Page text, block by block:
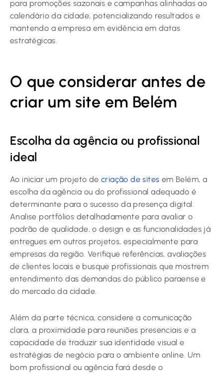
para promoções sazonais e campanhas alinhadas ao
calendário da cidade, potencializando resultados e
mantendo a empresa em evidência em datas
estratégicas.
O que considerar antes de
criar um site em Belém
Escolha da agência ou profissional
ideal
Ao iniciar um projeto de criação de sites em Belém, a
escolha da agência ou do profissional adequado é
determinante para o sucesso da presença digital.
Analise portfólios detalhadamente para avaliar o
padrão de qualidade, o design e as funcionalidades já
entregues em outros projetos, especialmente para
empresas da região. Verifique referências, avaliações
de clientes locais e busque profissionais que mostrem
entendimento das demandas do público paraense e
do mercado da cidade.
Além da parte técnica, considere a comunicação
clara, a proximidade para reuniões presenciais e a
capacidade de traduzir sua identidade visual e
estratégias de negócio para o ambiente online. Um
bom profissional ou agência fará desde o